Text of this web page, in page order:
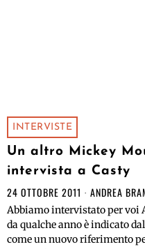
INTERVISTE
Un altro Mickey
intervista a Casty
24 OTTOBRE 2011 ANDREA
Abbiamo intervistato per voi
da qualche anno è indicato
come un nuovo riferimento